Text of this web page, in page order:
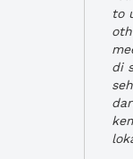
to
di